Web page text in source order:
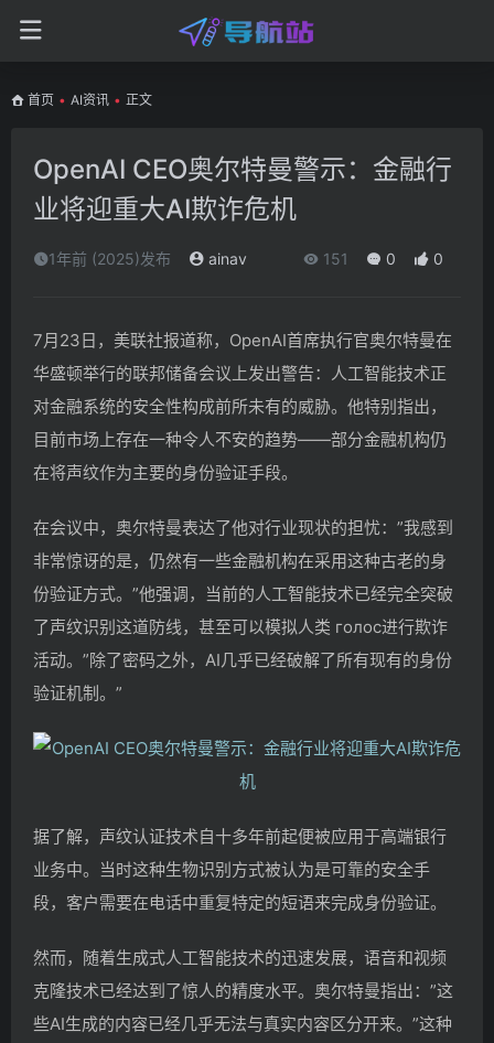
首页 • AI资讯 • 正文
OpenAI CEO奥尔特曼警示：金融行
业将迎重大AI欺诈危机
1年前 (2025)发布 ainav 151 0 0
7月23日，美联社报道称，OpenAI首席执行官奥尔特曼在
华盛顿举行的联邦储备会议上发出警告：人工智能技术正
对金融系统的安全性构成前所未有的威胁。他特别指出，
目前市场上存在一种令人不安的趋势——部分金融机构仍
在将声纹作为主要的身份验证手段。
在会议中，奥尔特曼表达了他对行业现状的担忧：”我感到
非常惊讶的是，仍然有一些金融机构在采用这种古老的身
份验证方式。”他强调，当前的人工智能技术已经完全突破
了声纹识别这道防线，甚至可以模拟人类 голос进行欺诈
活动。”除了密码之外，AI几乎已经破解了所有现有的身份
验证机制。”
据了解，声纹认证技术自十多年前起便被应用于高端银行
业务中。当时这种生物识别方式被认为是可靠的安全手
段，客户需要在电话中重复特定的短语来完成身份验证。
然而，随着生成式人工智能技术的迅速发展，语音和视频
克隆技术已经达到了惊人的精度水平。奥尔特曼指出：”这
些AI生成的内容已经几乎无法与真实内容区分开来。”这种